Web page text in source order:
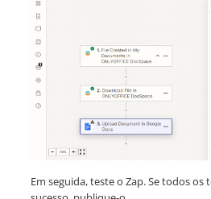
Em seguida, teste o Zap. Se todos os